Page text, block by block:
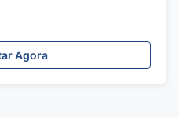
Agora